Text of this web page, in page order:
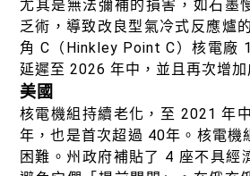
尤其是無法彌補的損害，如石墨
乏術，導致改良型氣冷式反應爐
角 C（Hinkley Point C）核電廠
延遲至 2026 年中，並且再次增加
美國
核電機組持續老化，至 2021 年
年，也是首次超過 40年。核電機
困難。州政府補貼了 4 座不具經